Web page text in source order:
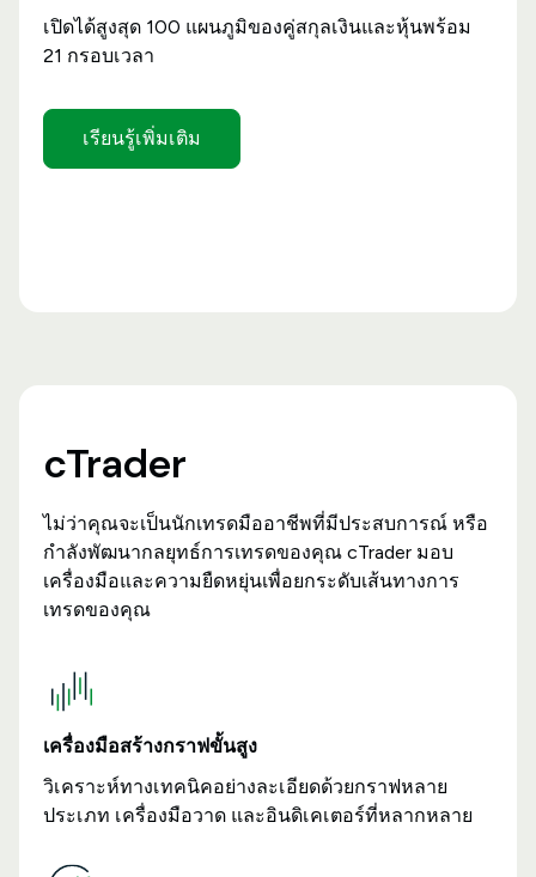
เปิดได้สูงสุด 100 แผนภูมิของคู่สกุลเงินและหุ้นพร้อม
21 กรอบเวลา
เรียนรู้เพิ่มเติม
cTrader
ไม่ว่าคุณจะเป็นนักเทรดมืออาชีพที่มีประสบการณ์ หรือ
กำลังพัฒนากลยุทธ์การเทรดของคุณ cTrader มอบ
เครื่องมือและความยืดหยุ่นเพื่อยกระดับเส้นทางการ
เทรดของคุณ
เครื่องมือสร้างกราฟขั้นสูง
วิเคราะห์ทางเทคนิคอย่างละเอียดด้วยกราฟหลาย
ประเภท เครื่องมือวาด และอินดิเคเตอร์ที่หลากหลาย